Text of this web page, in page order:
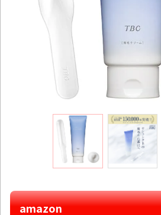
amazon